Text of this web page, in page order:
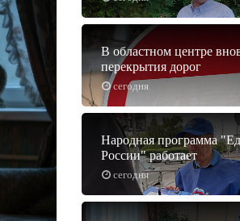
сегодня
В областном центре
перекрытия дорог
сегодня
Народная программа
России" работает